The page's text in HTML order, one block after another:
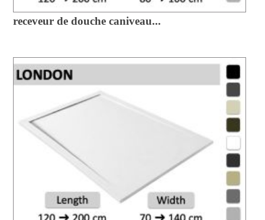
receveur de douche caniveau...